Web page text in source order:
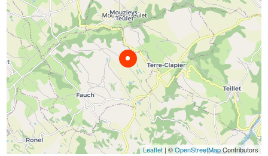
Leaflet| ©OpenStreetMapContributors